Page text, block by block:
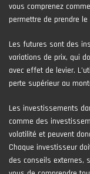
vous comprenez
permettre de prendre
Les futures sont des
variations de prix, qui
avec effet de levier.
perte supérieur au
Les investissements
comme des
volatilité et peuvent
Chaque investisseur
des conseils externes,